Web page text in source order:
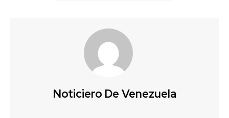
Noticiero De Venezuela